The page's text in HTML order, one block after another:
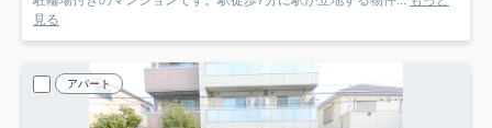
見る
アパート